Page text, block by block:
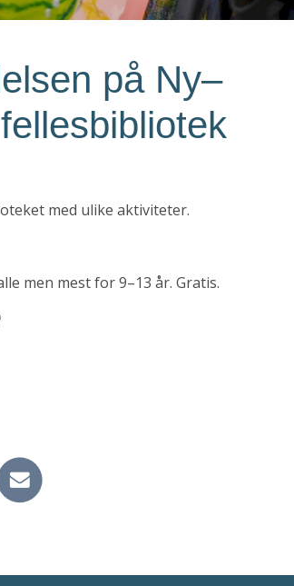
på Ny–
med ulike aktiviteter.
men mest for 9–13 år. Gratis.